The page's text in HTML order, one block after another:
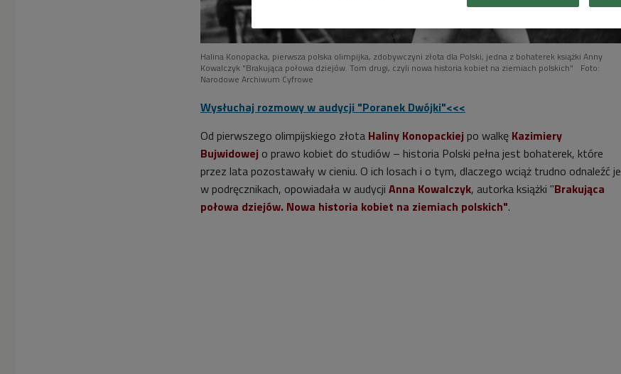
Halina Konopacka, pierwsza polska olimpijka, zdobywczyni złota dla Polski, jedna z bohaterek książki Anny
Kowalczyk "Brakująca połowa dziejów. Tom drugi, czyli nowa historia kobiet na ziemiach polskich"
Foto:
Narodowe Archiwum Cyfrowe
Wysłuchaj rozmowy w audycji "Poranek Dwójki"<<<
Od pierwszego olimpijskiego złota Haliny Konopackiej po walkę Kazimiery
Bujwidowej o prawo kobiet do studiów – historia Polski pełna jest bohaterek, które
przez lata pozostawały w cieniu. O ich losach i o tym, dlaczego wciąż trudno odnaleźć je
w podręcznikach, opowiadała w audycji Anna Kowalczyk, autorka książki "Brakująca
połowa dziejów. Nowa historia kobiet na ziemiach polskich".